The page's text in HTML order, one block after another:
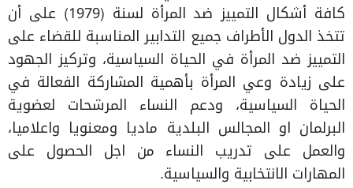
كافة أشكال التمييز ضد المرأة لسنة (1979) على أن
تتخذ الدول الأطراف جميع التدابير المناسبة للقضاء على
التمييز ضد المرأة في الحياة السياسية، وتركيز الجهود
على زيادة وعي المرأة بأهمية المشاركة الفعالة في
الحياة السياسية، ودعم النساء المرشحات لعضوية
البرلمان او المجالس البلدية ماديا ومعنويا واعلاميا،
والعمل على تدريب النساء من اجل الحصول على
المهارات الانتخابية والسياسية.